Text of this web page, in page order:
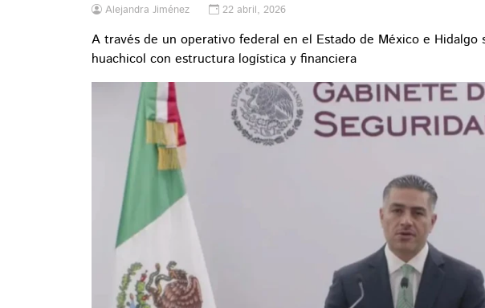
Alejandra Jiménez 22 abril, 2026
A través de un operativo federal en el Estado de México e Hidalgo
huachicol con estructura logística y financiera